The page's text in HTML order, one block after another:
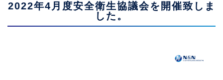
2022年4月度安全衛生協議会を開催致しま
した。